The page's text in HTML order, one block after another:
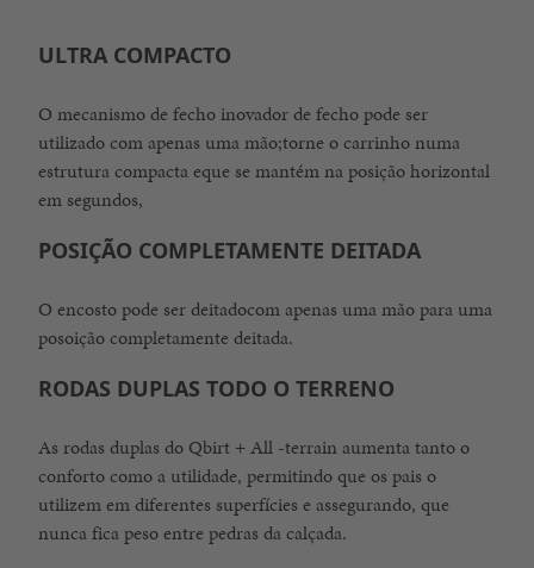
ULTRA COMPACTO
O mecanismo de fecho inovador de fecho pode ser
utilizado com apenas uma mão;torne o carrinho numa
estrutura compacta eque se mantém na posição horizontal
em segundos,
POSIÇÃO COMPLETAMENTE DEITADA
O encosto pode ser deitadocom apenas uma mão para uma
posoição completamente deitada.
RODAS DUPLAS TODO O TERRENO
As rodas duplas do Qbirt + All -terrain aumenta tanto o
conforto como a utilidade, permitindo que os pais o
utilizem em diferentes superfícies e assegurando, que
nunca fica peso entre pedras da calçada.